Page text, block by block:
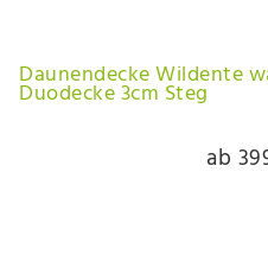
Daunendecke Wildente
Duodecke 3cm Steg
ab